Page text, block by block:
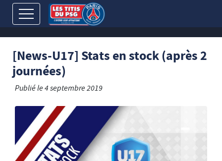
[News-U17] Stats en stock (après 2
journées)
Publié le4 septembre 2019